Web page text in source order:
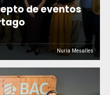
de eventos
Nuria Mesalles